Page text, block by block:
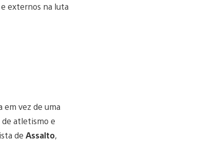
externos na luta
em vez de uma
atletismo e
de Assalto,